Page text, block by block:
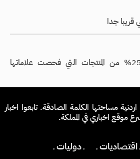
جدا
'المواصفات والمقاييس': 25% من المنتجات التي فحصت علاماتها
مساحتها الكلمة الصادقة. تابعوا اخبار
موقع اخباري في المملكة.
ـ اقتصاديات ـ
ـ دوليات ـ